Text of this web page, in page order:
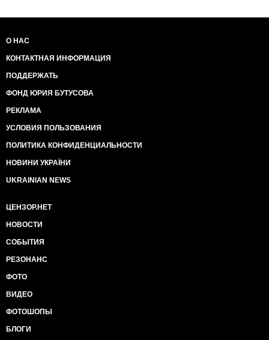
О НАС
КОНТАКТНАЯ ИНФОРМАЦИЯ
ПОДДЕРЖАТЬ
ФОНД ЮРИЯ БУТУСОВА
РЕКЛАМА
УСЛОВИЯ ПОЛЬЗОВАНИЯ
ПОЛИТИКА КОНФИДЕНЦИАЛЬНОСТИ
НОВИНИ УКРАЇНИ
UKRAINIAN NEWS
ЦЕНЗОР.НЕТ
НОВОСТИ
СОБЫТИЯ
РЕЗОНАНС
ФОТО
ВИДЕО
ФОТОШОПЫ
БЛОГИ